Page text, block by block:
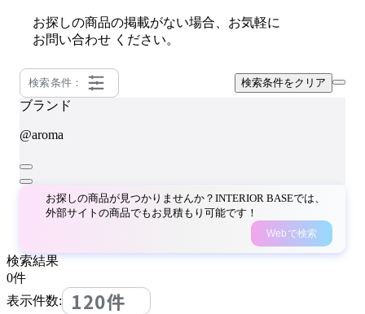
お探しの商品の掲載がない場合、お気軽に
お問い合わせ ください。
検索条件： 検索条件をクリア
ブランド
@aroma
お探しの商品が見つかりませんか？INTERIOR BASEでは、
外部サイトの商品でもお見積もり可能です！
Webで検索
検索結果
0件
表示件数:
120件